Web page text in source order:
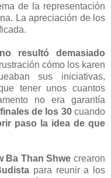
de la representación
La apreciación de los
resultó demasiado
cómo los karen
sus iniciativas,
tener unos cuantos
no era garantía
finales de los 30cuando
paso la idea de que
Ba Than Shwe crearon
para reunir a los